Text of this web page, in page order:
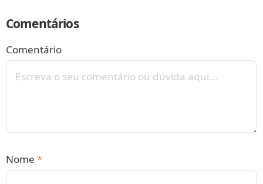
Comentários
Comentário
Nome *